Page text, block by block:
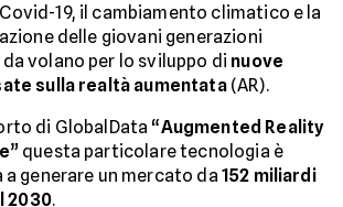
19, il cambiamento climatico e la
delle giovani generazioni
volano per lo sviluppo di nuove
sulla realtà aumentata(AR).
di GlobalData “Augmented Reality
” questa particolare tecnologia è
generare un mercato da 152 miliardi
2030.